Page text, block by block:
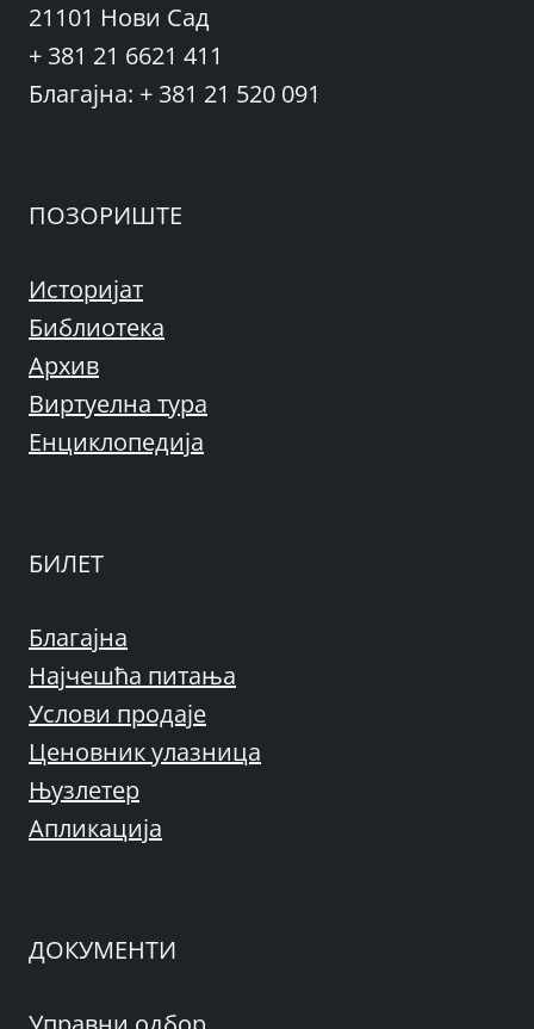
21101 Нови Сад
+ 381 21 6621 411
Благајна: + 381 21 520 091
ПОЗОРИШТЕ
Историјат
Библиотека
Архив
Виртуелна тура
Енциклопедија
БИЛЕТ
Благајна
Најчешћа питања
Услови продаје
Ценовник улазница
Њузлетер
Апликација
ДОКУМЕНТИ